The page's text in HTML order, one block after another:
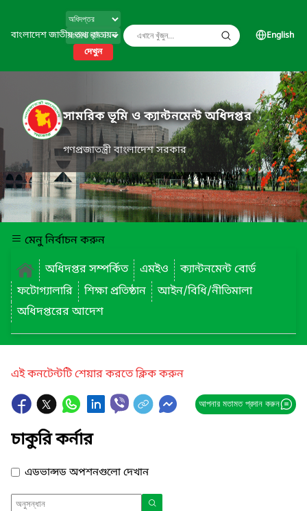
বাংলাদেশ জাতীয় তথ্য বাতায়ন
দেখুন
English
সামরিক ভূমি ও ক্যান্টনমেন্ট অধিদপ্তর
গণপ্রজাতন্ত্রী বাংলাদেশ সরকার
মেনু নির্বাচন করুন
অধিদপ্তর সম্পর্কিত
এমইও
ক্যান্টনমেন্ট বোর্ড
ফটোগ্যালারি
শিক্ষা প্রতিষ্ঠান
আইন/বিধি/নীতিমালা
অধিদপ্তরের আদেশ
এই কনটেন্টটি শেয়ার করতে ক্লিক করুন
আপনার মতামত প্রদান করুন
চাকুরি কর্নার
এডভান্সড অপশনগুলো দেখান